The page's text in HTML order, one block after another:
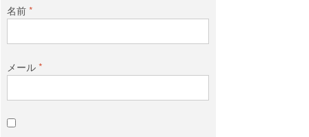
名前*
メール*